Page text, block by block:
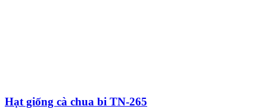
Hạt giống cà chua bi TN-265